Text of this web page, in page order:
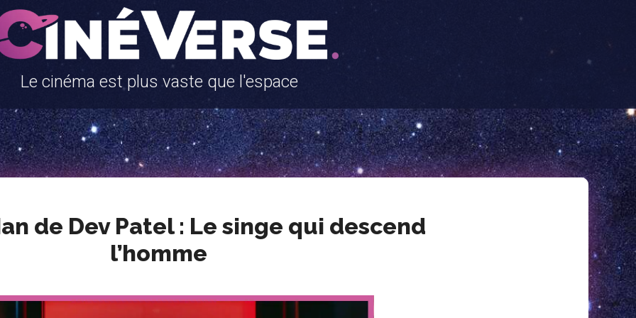
Le cinéma est plus vaste que l'espace
de Dev Patel : Le singe qui descend
l’homme